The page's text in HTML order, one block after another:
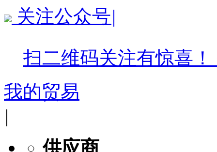
关注公众号|
扫二维码关注有惊喜！
我的贸易
|
供应商